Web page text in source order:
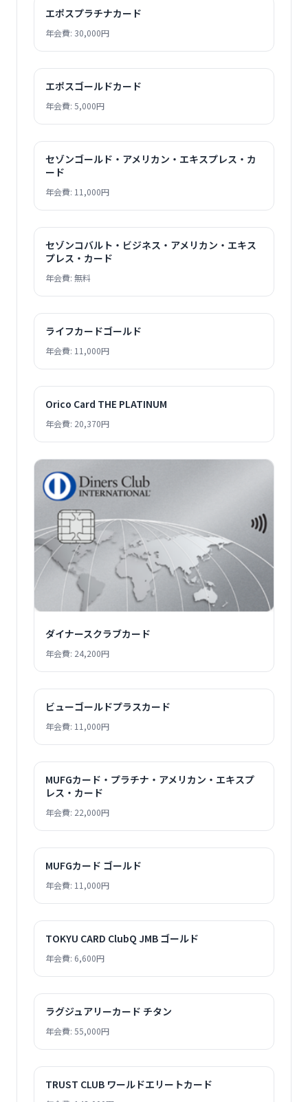
エポスプラチナカード
年会費: 30,000円
エポスゴールドカード
年会費: 5,000円
セゾンゴールド・アメリカン・エキスプレス・カ
ード
年会費: 11,000円
セゾンコバルト・ビジネス・アメリカン・エキス
プレス・カード
年会費: 無料
ライフカードゴールド
年会費: 11,000円
Orico Card THE PLATINUM
年会費: 20,370円
ダイナースクラブカード
年会費: 24,200円
ビューゴールドプラスカード
年会費: 11,000円
MUFGカード・プラチナ・アメリカン・エキスプ
レス・カード
年会費: 22,000円
MUFGカード ゴールド
年会費: 11,000円
TOKYU CARD ClubQ JMB ゴールド
年会費: 6,600円
ラグジュアリーカード チタン
年会費: 55,000円
TRUST CLUB ワールドエリートカード